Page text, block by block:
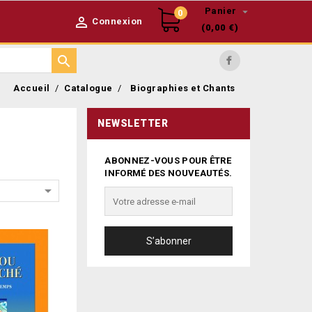
 Connexion
0 Panier 
(0,00 €)

Accueil Catalogue Biographies et Chants

NEWSLETTER
ABONNEZ-VOUS POUR ÊTRE
INFORMÉ DES NOUVEAUTÉS.